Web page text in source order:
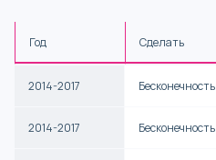
Год Сделать
2014-2017 Бесконечность
2014-2017 Бесконечность